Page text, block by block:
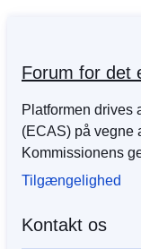
Forum for det
Platformen drives
(ECAS) på vegne
Kommissionens
Tilgængelighed
Kontakt os